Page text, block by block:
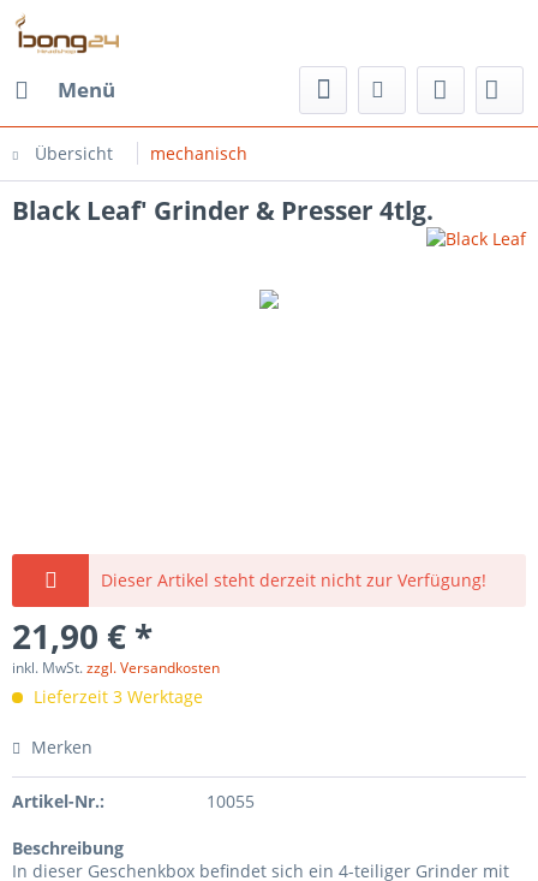
Menü
Übersicht mechanisch
Black Leaf' Grinder & Presser 4tlg.
Dieser Artikel steht derzeit nicht zur Verfügung!
21,90 € *
inkl. MwSt.zzgl. Versandkosten
Lieferzeit 3 Werktage
Merken
Artikel-Nr.: 10055
Beschreibung
In dieser Geschenkbox befindet sich ein 4-teiliger Grinder mit